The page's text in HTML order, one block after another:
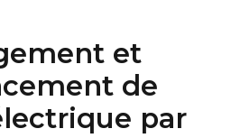
et
de
par